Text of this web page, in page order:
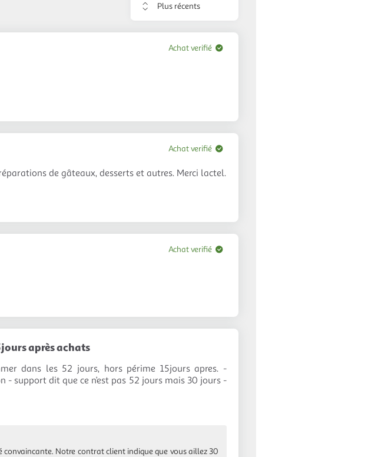
Trier
avis
Achat verifié
de gâteaux, desserts et autres. Merci lactel.
Achat verifié
Achat verifié
après achats
dans les 52 jours, hors périme 15jours apres. -
support dit que ce n’est pas 52 jours mais 30 jours -
Notre contrat client indique que vous aillez 30